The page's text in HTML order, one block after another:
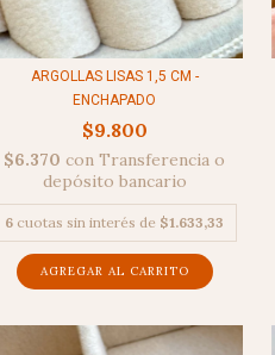
ARGOLLAS LISAS 1,5 CM -
ENCHAPADO
$9.800
$6.370con Transferencia o
depósito bancario
6 cuotas sin interés de $1.633,33